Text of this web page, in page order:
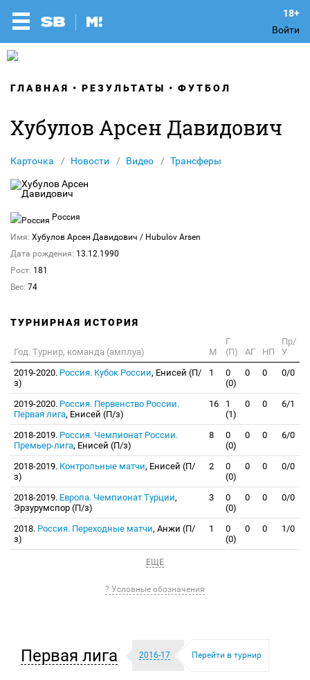
Войти
ГЛАВНАЯ РЕЗУЛЬТАТЫ ФУТБОЛ
Хубулов Арсен Давидович
Карточка Новости Видео Трансферы
Россия
Имя: Хубулов Арсен Давидович / Hubulov Arsen
Дата рождения: 13.12.1990
Рост: 181
Вес: 74
ТУРНИРНАЯ ИСТОРИЯ
Год. Турнир, команда (амплуа) М
Г
(П)
АГ НП
Пр/
У
2019-2020. Россия. Кубок России, Енисей (П/
з)
1
0
(0)
0 0 0/0
2019-2020. Россия. Первенство России.
Первая лига, Енисей (П/з)
16
1
(1)
0 0 6/1
2018-2019. Россия. Чемпионат России.
Премьер-лига, Енисей (П/з)
8
0
(0)
0 0 6/0
2018-2019. Контрольные матчи, Енисей (П/
з)
2
0
(0)
0 0 0/0
2018-2019. Европа. Чемпионат Турции,
Эрзурумспор (П/з)
3
0
(0)
0 0 0/0
2018. Россия. Переходные матчи, Анжи (П/
з)
1
0
(0)
0 0 1/0
ЕЩЕ
? Условные обозначения
Первая лига 2016-17 Перейти в турнир